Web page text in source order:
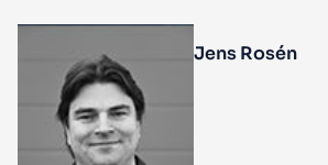
Jens Rosén